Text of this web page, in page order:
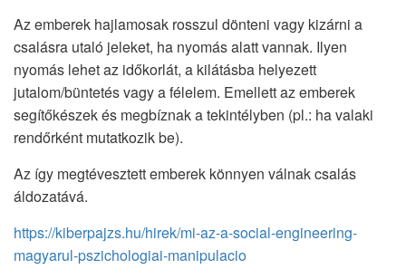
Az emberek hajlamosak rosszul dönteni vagy kizárni a
csalásra utaló jeleket, ha nyomás alatt vannak. Ilyen
nyomás lehet az időkorlát, a kilátásba helyezett
jutalom/büntetés vagy a félelem. Emellett az emberek
segítőkészek és megbíznak a tekintélyben (pl.: ha valaki
rendőrként mutatkozik be).
Az így megtévesztett emberek könnyen válnak csalás
áldozatává.
https://kiberpajzs.hu/hirek/mi-az-a-social-engineering-
magyarul-pszichologiai-manipulacio